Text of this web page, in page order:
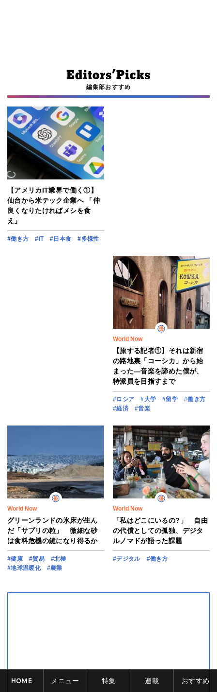
編集部おすすめ
【アメリカIT業界で働く①】
仙台から米テック企業へ 「仲
良くなりたければメシを食
え」
#働き方 #IT #日本食 #多様性
World Now
【旅する記者①】それは新宿
の路地裏「コーシカ」から始
まった―音楽を諦めた僕が、
特派員を目指すまで
#ロシア #大学 #留学
#働き方
#経済
#音楽
World Now
グリーンランドの氷床が生ん
だ「サプリの粒」 微細な砂
は食料危機の鍵になり得るか
#健康 #貿易
#北極
#地球温暖化
#農業
World Now
「私はどこにいるの?」 自由
の代償としての孤独、デジタ
ルノマドが語った課題
#デジタル #働き方
HOME メニュー 特集 連載 おすすめ